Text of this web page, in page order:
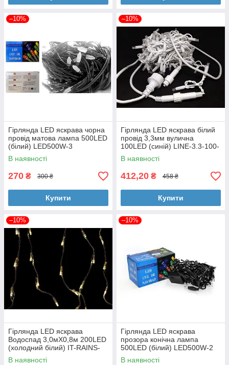
–10%
Гірлянда LED яскрава чорна
провід матова лампа 500LED
(білий) LED500W-3
В наявності
270 ₴ 300 ₴
Купити
–10%
Гірлянда LED яскрава білий
провід 3,3мм вулична
100LED (синій) LINE-3.3-100-
B-1
В наявності
412,20 ₴ 458 ₴
Купити
–10%
Гірлянда LED яскрава
Водоспад 3,0мХ0,8м 200LED
(холодний білий) IT-RAINS-
200-W (прозорий провід)
В наявності
–10%
Гірлянда LED яскрава
прозора конічна лампа
500LED (білий) LED500W-2
(чорний провід)
В наявності